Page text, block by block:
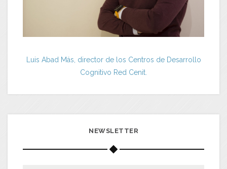
Luis Abad Más, director de los Centros de Desarrollo
Cognitivo Red Cenit.
NEWSLETTER